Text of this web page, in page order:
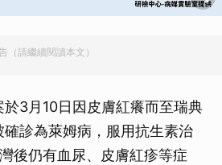
（請繼續閱讀本文）
3月10日因皮膚紅癢而至瑞典
診為萊姆病，服用抗生素治
後仍有血尿、皮膚紅疹等症